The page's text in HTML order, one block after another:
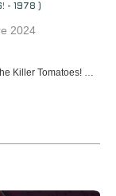
- 1978 )
2024
Killer Tomatoes! …